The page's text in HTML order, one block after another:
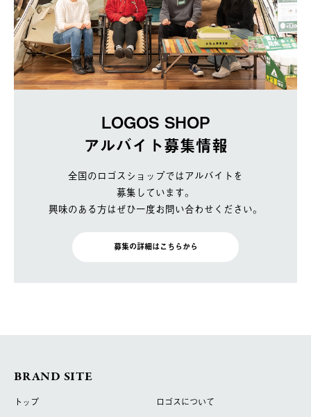
LOGOS SHOP
アルバイト募集情報
全国のロゴスショップではアルバイトを
募集しています。
興味のある方はぜひ一度お問い合わせください。
募集の詳細はこちらから
BRAND SITE
トップ
ロゴスについて